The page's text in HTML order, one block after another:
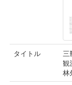
タイトル
三
観
林